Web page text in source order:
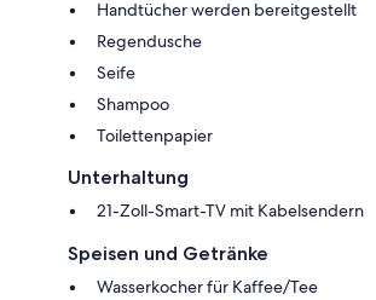
Handtücher werden bereitgestellt
Regendusche
Seife
Shampoo
Toilettenpapier
Unterhaltung
21-Zoll-Smart-TV mit Kabelsendern
Speisen und Getränke
Wasserkocher für Kaffee/Tee